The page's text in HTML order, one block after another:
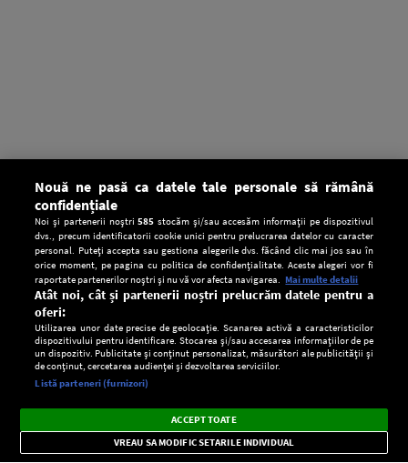
CONFIDENŢIALITATE
Setări:
Dark
Mode
Radio live, podcasturi, știri și alerte
importante.
×
Nouă ne pasă ca datele tale personale să rămână
confidențiale
Noi și partenerii noștri585 stocăm și/sau accesăm informații pe dispozitivul
dvs., precum identificatorii cookie unici pentru prelucrarea datelor cu caracter
personal. Puteți accepta sau gestiona alegerile dvs. făcând clic mai jos sau în
orice moment, pe pagina cu politica de confidențialitate. Aceste alegeri vor fi
raportate partenerilor noștri și nu vă vor afecta navigarea. Mai multe detalii
Atât noi, cât și partenerii noștri prelucrăm datele pentru a
oferi:
Utilizarea unor date precise de geolocație. Scanarea activă a caracteristicilor
dispozitivului pentru identificare. Stocarea și/sau accesarea informațiilor de pe
un dispozitiv. Publicitate și conținut personalizat, măsurători ale publicității și
de conținut, cercetarea audienței și dezvoltarea serviciilor.
Listă parteneri (furnizori)
ACCEPT TOATE
VREAU SA MODIFIC SETARILE INDIVIDUAL